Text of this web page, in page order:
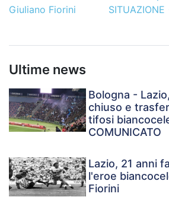
Giuliano Fiorini
SITUAZIONE
Ultime news
Bologna -
chiuso e
tifosi
COMUNICATO
Lazio, 21 anni
l'eroe
Fiorini